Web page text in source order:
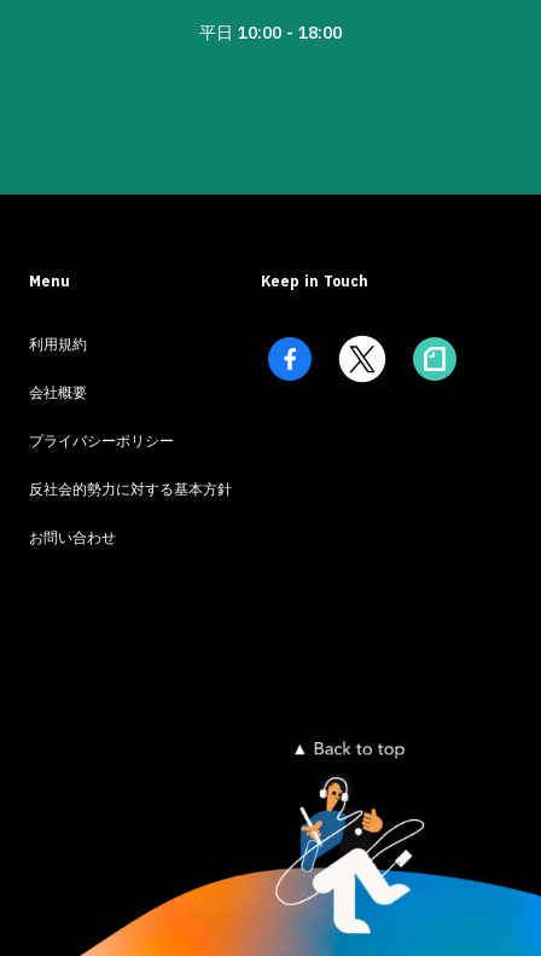
平日 10:00 - 18:00
Menu
利用規約
会社概要
プライバシーポリシー
反社会的勢力に対する基本方針
お問い合わせ
Keep in Touch